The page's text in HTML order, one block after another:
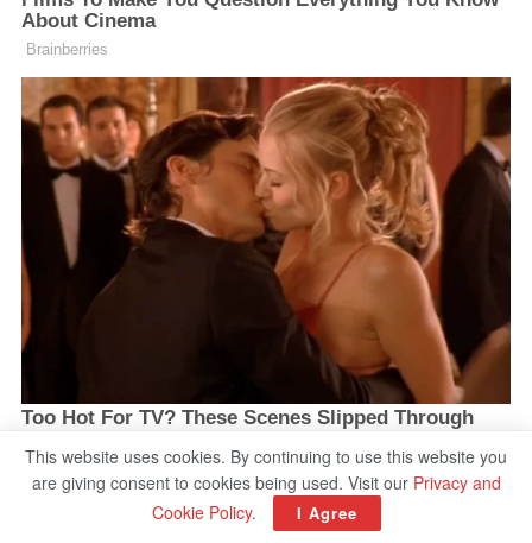
This website uses cookies. By continuing to use this website you
are giving consent to cookies being used. Visit our Privacy and
Cookie Policy. I Agree